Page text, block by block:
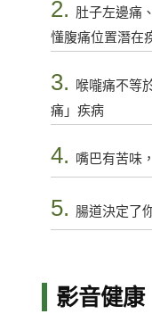
2. 肚子左邊痛
懂腹痛位置潛在
3.
喉嚨痛不等
痛」疾病
4. 嘴巴有苦味
5. 腸道決定了
影音健康